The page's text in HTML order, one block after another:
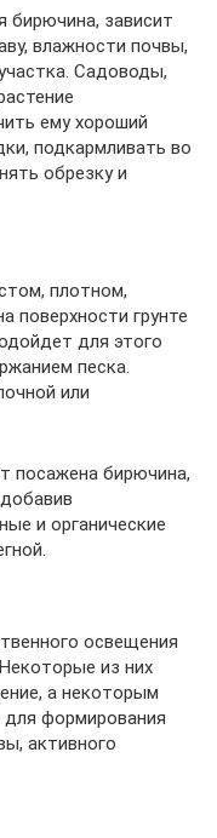
бирючина, зависит
влажности почвы,
Садоводы,
ему хороший
подкармливать во
обрезку и
плотном,
поверхности грунте
для этого
песка.
или
посажена бирючина,
и органические
освещения
из них
а некоторым
формирования
активного